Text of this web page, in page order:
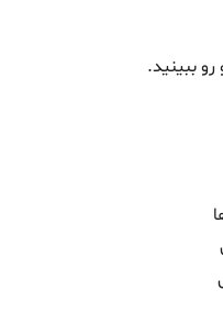
ببینید.